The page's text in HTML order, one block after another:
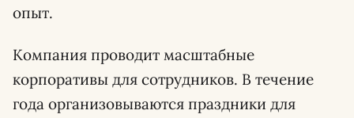
опыт.
Компания проводит масштабные
корпоративы для сотрудников. В течение
года организовываются праздники для